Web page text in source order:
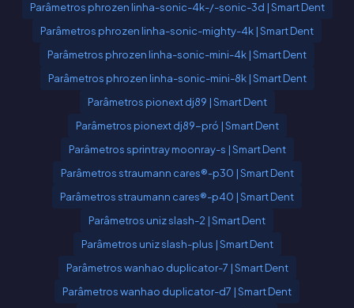
Parâmetros phrozen linha-sonic-4k-/-sonic-3d | Smart Dent
Parâmetros phrozen linha-sonic-mighty-4k | Smart Dent
Parâmetros phrozen linha-sonic-mini-4k | Smart Dent
Parâmetros phrozen linha-sonic-mini-8k | Smart Dent
Parâmetros pionext dj89 | Smart Dent
Parâmetros pionext dj89-pró | Smart Dent
Parâmetros sprintray moonray-s | Smart Dent
Parâmetros straumann cares®-p30 | Smart Dent
Parâmetros straumann cares®-p40 | Smart Dent
Parâmetros uniz slash-2 | Smart Dent
Parâmetros uniz slash-plus | Smart Dent
Parâmetros wanhao duplicator-7 | Smart Dent
Parâmetros wanhao duplicator-d7 | Smart Dent